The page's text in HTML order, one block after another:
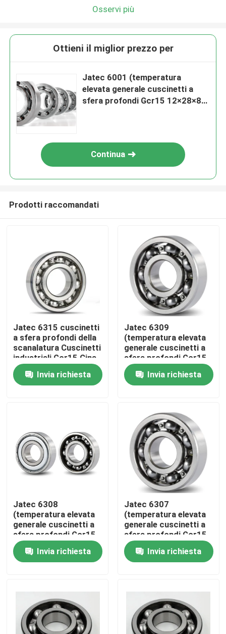
Casa
Prodotti
Chi siamo
Giro della fabbrica
Controllo di qualità
Contattaci
Notizia
Cuscinetto a rulli industriale
Osservi più
Ottieni il miglior prezzo per
Jatec 6001 (temperatura
elevata generale cuscinetti a
sfera profondi Gcr15 12×28×8
Continua
Prodotti raccomandati
Jatec 6315 cuscinetti
a sfera profondi della
scanalatura Cuscinetti
industriali Gcr15 Cina
del riduttore
Invia richiesta
Jatec 6309
(temperatura elevata
generale cuscinetti a
sfera profondi Gcr15
45×100×25 della
scanalatura del
motore)
Invia richiesta
Jatec 6308
(temperatura elevata
generale cuscinetti a
sfera profondi Gcr15
40×90×23 della
scanalatura del
motore)
Invia richiesta
Jatec 6307
(temperatura elevata
generale cuscinetti a
sfera profondi Gcr15
35×80×21 della
scanalatura del
motore)
Invia richiesta